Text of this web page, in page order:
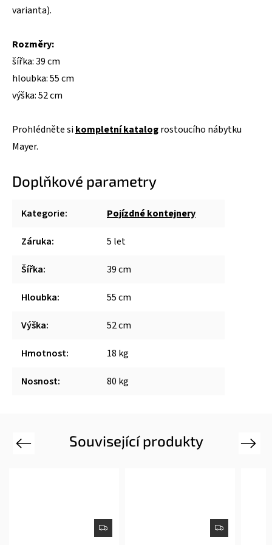
varianta).
Rozměry:
šířka: 39 cm
hloubka: 55 cm
výška: 52 cm
Prohlédněte sikompletní katalogrostoucího nábytku
Mayer.
Doplňkové parametry
Kategorie: Pojízdné kontejnery
Záruka: 5 let
Šířka: 39 cm
Hloubka: 55 cm
Výška: 52 cm
Hmotnost: 18 kg
Nosnost: 80 kg
Související produkty
Previous Next